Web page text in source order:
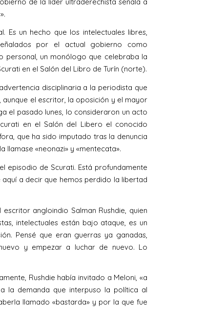
Es un hecho que los intelectuales libres,
por el actual gobierno como
personal, un monólogo que celebraba la
en el Salón del Libro de Turín (norte).
disciplinaria a la periodista que
el escritor, la oposición y el mayor
el pasado lunes, lo consideraron un acto
en el Salón del Libero el conocido
que ha sido imputado tras la denuncia
llamase «neonazi» y «mentecata».
episodio de Scurati. Está profundamente
a decir que hemos perdido la libertad
angloindio Salman Rushdie, quien
intelectuales están bajo ataque, es un
Pensé que eran guerras ya ganadas,
y empezar a luchar de nuevo. Lo
Rushdie había invitado a Meloni, «a
la demanda que interpuso la política al
llamado «bastarda» y por la que fue